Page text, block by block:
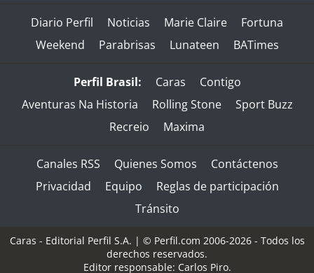
Diario Perfil Noticias Marie Claire
Fortuna
Weekend
Parabrisas Lunateen BATimes
Perfil Brasil: Caras
Contigo
Aventuras Na Historia
Rolling Stone
Sport Buzz
Recreio
Maxima
Canales RSS Quienes Somos
Contáctenos
Privacidad
Equipo
Reglas de participación
Tránsito
Caras - Editorial Perfil S.A. | © Perfil.com 2006-2026 - Todos los
derechos reservados.
Editor responsable: Carlos Piro.